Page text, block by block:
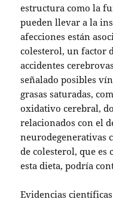
estructura como la
pueden llevar a la
afecciones están
colesterol, un factor
accidentes
señalado posibles
grasas saturadas,
oxidativo cerebral,
relacionados con el
neurodegenerativas
de colesterol, que es
esta dieta, podría
Evidencias